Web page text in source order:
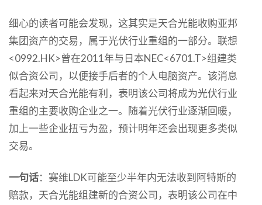
细心的读者可能会发现，这其实是天合光能收购亚邦
集团资产的交易，属于光伏行业重组的一部分。联想
<0992.HK>曾在2011年与日本NEC<6701.T>组建类
似合资公司，以便接手后者的个人电脑资产。该消息
看起来对天合光能有利，表明该公司将成为光伏行业
重组的主要收购企业之一。随着光伏行业逐渐回暖，
加上一些企业扭亏为盈，预计明年还会出现更多类似
交易。
一句话：赛维LDK可能至少半年内无法收到阿特斯的
赔款，天合光能组建新的合资公司，表明该公司在中